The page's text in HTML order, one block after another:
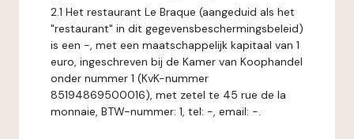
2.1 Het restaurant Le Braque (aangeduid als het
"restaurant" in dit gegevensbeschermingsbeleid)
is een -, met een maatschappelijk kapitaal van 1
euro, ingeschreven bij de Kamer van Koophandel
onder nummer 1 (KvK-nummer
85194869500016), met zetel te 45 rue de la
monnaie, BTW-nummer: 1, tel: -, email: -.